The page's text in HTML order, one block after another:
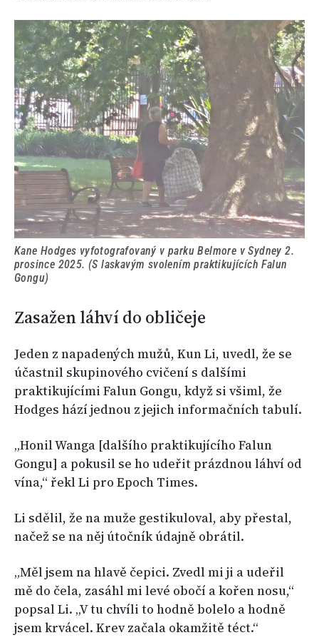
Kane Hodges vyfotografovaný v parku Belmore v Sydney 2.
prosince 2025. (S laskavým svolením praktikujících Falun
Gongu)
Zasažen láhví do obličeje
Jeden z napadených mužů, Kun Li, uvedl, že se
účastnil skupinového cvičení s dalšími
praktikujícími Falun Gongu, když si všiml, že
Hodges hází jednou z jejich informačních tabulí.
„Honil Wanga [dalšího praktikujícího Falun
Gongu] a pokusil se ho udeřit prázdnou láhví od
vína,“ řekl Li pro Epoch Times.
Li sdělil, že na muže gestikuloval, aby přestal,
načež se na něj útočník údajně obrátil.
„Měl jsem na hlavě čepici. Zvedl mi ji a udeřil
mě do čela, zasáhl mi levé obočí a kořen nosu,“
popsal Li. „V tu chvíli to hodně bolelo a hodně
jsem krvácel. Krev začala okamžitě téct.“